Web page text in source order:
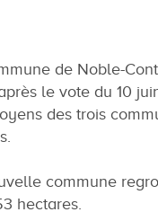
de Noble-
le vote du 10
des trois
commune
hectares.